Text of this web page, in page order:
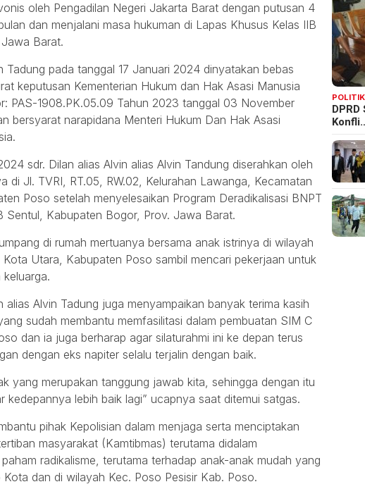
oleh Pengadilan Negeri Jakarta Barat dengan putusan 4
dan menjalani masa hukuman di Lapas Khusus Kelas IIB
Barat.
Tadung pada tanggal 17 Januari 2024 dinyatakan bebas
keputusan Kementerian Hukum dan Hak Asasi Manusia
PAS-1908.PK.05.09 Tahun 2023 tanggal 03 November
bersyarat narapidana Menteri Hukum Dan Hak Asasi
sdr. Dilan alias Alvin alias Alvin Tandung diserahkan oleh
di Jl. TVRI, RT.05, RW.02, Kelurahan Lawanga, Kecamatan
Poso setelah menyelesaikan Program Deradikalisasi BNPT
Sentul, Kabupaten Bogor, Prov. Jawa Barat.
di rumah mertuanya bersama anak istrinya di wilayah
Utara, Kabupaten Poso sambil mencari pekerjaan untuk
alias Alvin Tadung juga menyampaikan banyak terima kasih
sudah membantu memfasilitasi dalam pembuatan SIM C
dan ia juga berharap agar silaturahmi ini ke depan terus
dengan eks napiter selalu terjalin dengan baik.
yang merupakan tanggung jawab kita, sehingga dengan itu
kedepannya lebih baik lagi” ucapnya saat ditemui satgas.
pihak Kepolisian dalam menjaga serta menciptakan
masyarakat (Kamtibmas) terutama didalam
radikalisme, terutama terhadap anak-anak mudah yang
dan di wilayah Kec. Poso Pesisir Kab. Poso.
POLITIK